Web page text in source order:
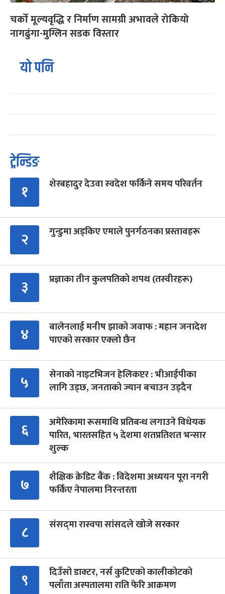
चर्को मूल्यवृद्धि र निर्माण सामग्री अभावले रोकियो
नागढुंगा-मुग्लिन सडक विस्तार
यो पनि
ट्रेन्डिङ
१ शेरबहादुर देउवा स्वदेश फर्किने समय परिवर्तन
२ गुन्डुमा अड्किए एमाले पुनर्गठनका प्रस्तावहरू
३ प्रज्ञाका तीन कुलपतिको शपथ (तस्वीरहरू)
४
बालेनलाई मनीष झाको जवाफ : महान जनादेश
पाएको सरकार एक्लो छैन
५
सेनाको नाइटभिजन हेलिकप्टर : भीआईपीका
लागि उड्छ, जनताको ज्यान बचाउन उड्दैन
६
अमेरिकामा रूसमाथि प्रतिबन्ध लगाउने विधेयक
पारित, भारतसहित ५ देशमा शतप्रतिशत भन्सार
शुल्क
७
शैक्षिक क्रेडिट बैंक : विदेशमा अध्ययन पूरा नगरी
फर्किए नेपालमा निरन्तरता
८ संसद्‍मा रास्वपा सांसदले खोजे सरकार
९
दिउँसो डाक्टर, नर्स कुटिएको कालीकोटको
पलाँता अस्पतालमा राति फेरि आक्रमण